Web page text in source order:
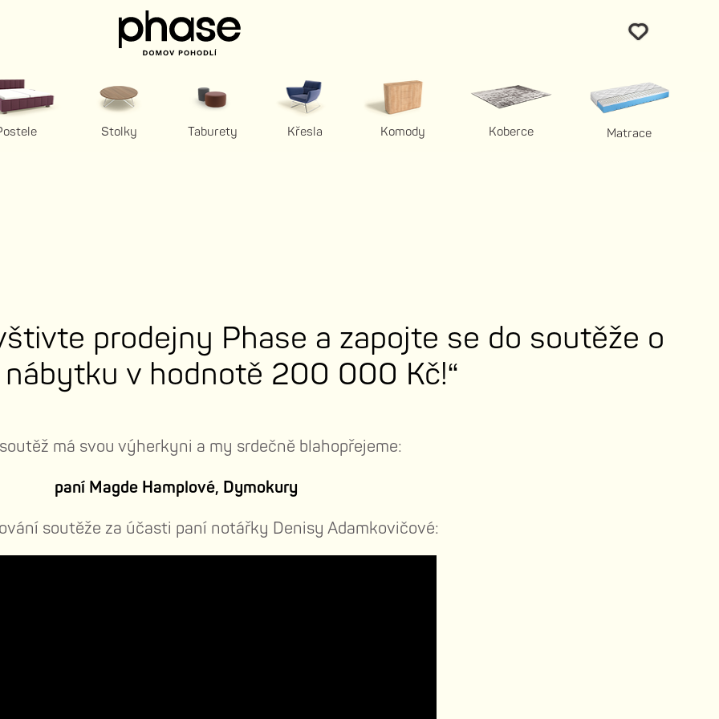
Stolky Taburety Křesla Komody Koberce Matrace
prodejny Phase a zapojte se do soutěže o
v hodnotě 200 000 Kč!“
má svou výherkyni a my srdečně blahopřejeme:
paní Magde Hamplové, Dymokury
soutěže za účasti paní notářky Denisy Adamkovičové: